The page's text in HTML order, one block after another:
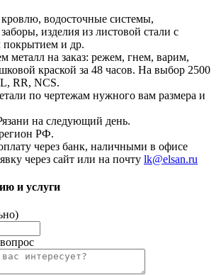
водосточные системы,
изделия из листовой стали с
и др.
металл на заказ: режем, гнем, варим,
краской за 48 часов. На выбор 2500
RR, NCS.
по чертежам нужного вам размера и
на следующий день.
РФ.
через банк, наличными в офисе
через сайт или на почту lk@elsan.ru
и услуги